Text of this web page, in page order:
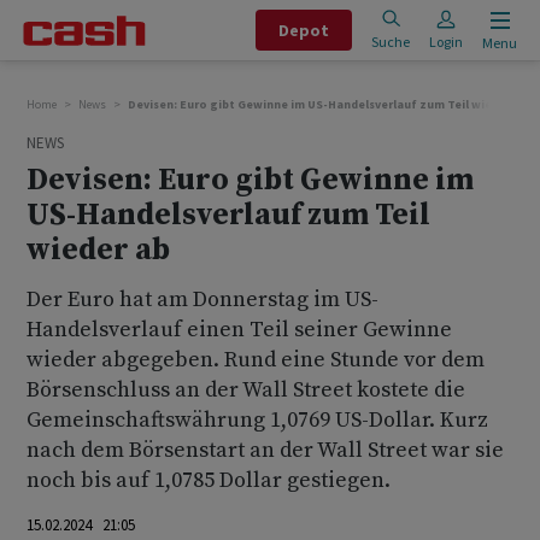
Depot
Suche Login Menu
Home News Devisen: Euro gibt Gewinne im US-Handelsverlauf zum Teil wieder ab
NEWS
Devisen: Euro gibt Gewinne im
US-Handelsverlauf zum Teil
wieder ab
Der Euro hat am Donnerstag im US-
Handelsverlauf einen Teil seiner Gewinne
wieder abgegeben. Rund eine Stunde vor dem
Börsenschluss an der Wall Street kostete die
Gemeinschaftswährung 1,0769 US-Dollar. Kurz
nach dem Börsenstart an der Wall Street war sie
noch bis auf 1,0785 Dollar gestiegen.
15.02.2024 21:05